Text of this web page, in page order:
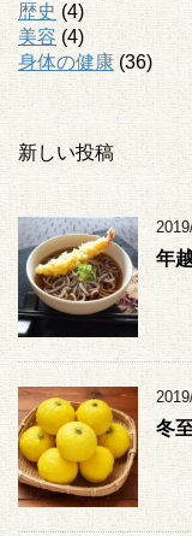
歴史(4)
美容 (4)
身体の健康(36)
新しい投稿
年
冬